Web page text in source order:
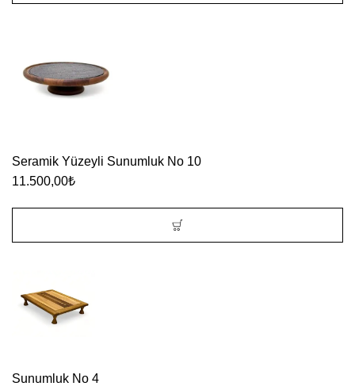
Seramik Yüzeyli Sunumluk No 10
11.500,00₺
Sunumluk No 4